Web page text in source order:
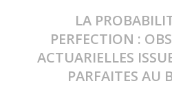
LA
PERFECTION :
ACTUARIELLES
PARFAITES AU